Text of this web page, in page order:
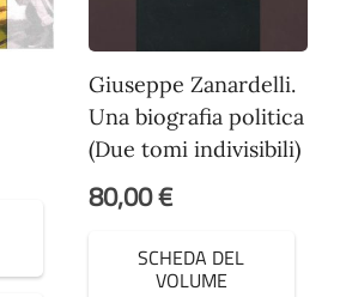
Giuseppe Zanardelli.
Una biografia politica
(Due tomi indivisibili)
80,00€
SCHEDA DEL
VOLUME